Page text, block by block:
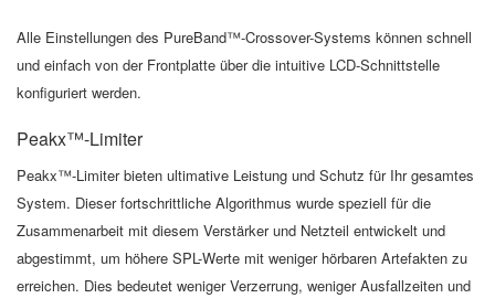
Alle Einstellungen des PureBand™-Crossover-Systems können schnell
und einfach von der Frontplatte über die intuitive LCD-Schnittstelle
konfiguriert werden.
Peakx™-Limiter
Peakx™-Limiter bieten ultimative Leistung und Schutz für Ihr gesamtes
System. Dieser fortschrittliche Algorithmus wurde speziell für die
Zusammenarbeit mit diesem Verstärker und Netzteil entwickelt und
abgestimmt, um höhere SPL-Werte mit weniger hörbaren Artefakten zu
erreichen. Dies bedeutet weniger Verzerrung, weniger Ausfallzeiten und